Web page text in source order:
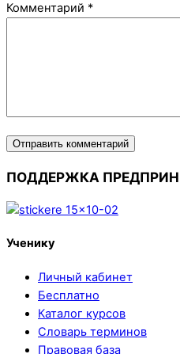
Комментарий *
ПОДДЕРЖКА
Ученику
Личный кабинет
Бесплатно
Каталог курсов
Словарь терминов
Правовая база